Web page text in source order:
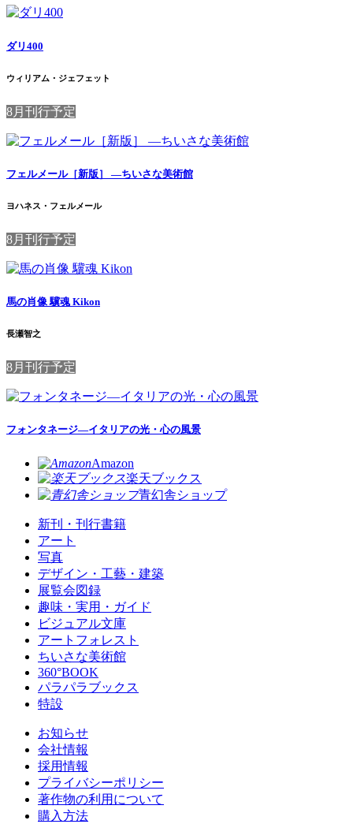
ダリ400
ウィリアム・ジェフェット
8月刊行予定
フェルメール［新版］ ―ちいさな美術館
ヨハネス・フェルメール
8月刊行予定
馬の肖像 驥魂 Kikon
長瀬智之
8月刊行予定
フォンタネージ—イタリアの光・心の風景
Amazon
楽天ブックス
青幻舎ショップ
新刊・刊行書籍
アート
写真
デザイン・工藝・建築
展覧会図録
趣味・実用・ガイド
ビジュアル文庫
アートフォレスト
ちいさな美術館
360°BOOK
パラパラブックス
特設
お知らせ
会社情報
採用情報
プライバシーポリシー
著作物の利用について
購入方法